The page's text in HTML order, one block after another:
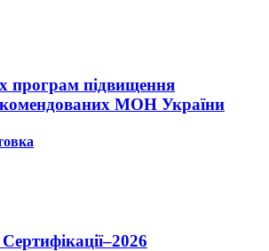
програм підвищення
МОН України